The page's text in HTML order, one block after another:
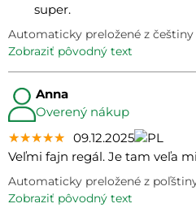
super.
Automaticky preložené z češtiny
zobraziť pôvodný text
Anna
Overený nákup
★★★★★
★★★★★
★★★★★ 09.12.2025
Veľmi fajn regál. Je tam veľa
Automaticky preložené z
zobraziť pôvodný text